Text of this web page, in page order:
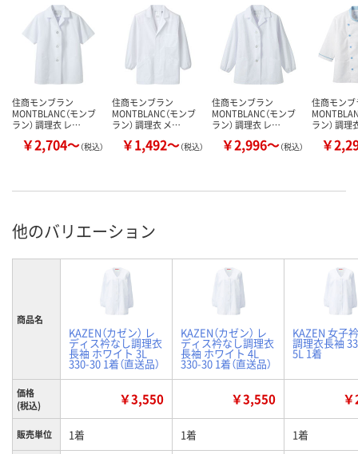
住商モンブラン
MONTBLANC（モンブ
ラン） 調理衣 レ…
￥2,704～（税込）
住商モンブラン
MONTBLANC（モンブ
ラン） 調理衣 メ…
￥1,492～（税込）
住商モンブラン
MONTBLANC（モンブ
ラン） 調理衣 レ…
￥2,996～（税込）
住商モンブ
ラン） 調
￥
他のバリエーション
商品名
KAZEN（カゼン） レ
ディス衿なし調理衣
長袖 ホワイト 3L
330-30 1着（直送品）
KAZEN（カゼン） レ
ディス衿なし調理衣
長袖 ホワイト 4L
330-30 1着（直送品）
KAZEN 女子
調理衣長袖
5L 1着
価格
(税込)
￥3,550 ￥3,550
販売単位 1着 1着 1着